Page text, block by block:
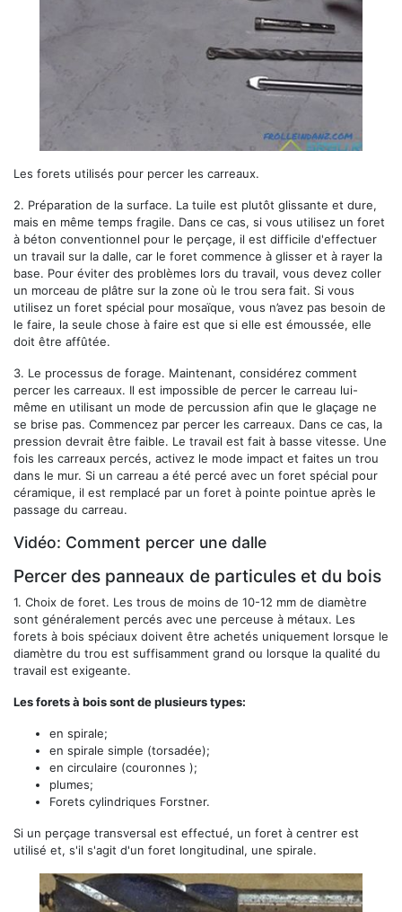
Les forets utilisés pour percer les carreaux.
2. Préparation de la surface. La tuile est plutôt glissante et dure,
mais en même temps fragile. Dans ce cas, si vous utilisez un foret
à béton conventionnel pour le perçage, il est difficile d'effectuer
un travail sur la dalle, car le foret commence à glisser et à rayer la
base. Pour éviter des problèmes lors du travail, vous devez coller
un morceau de plâtre sur la zone où le trou sera fait. Si vous
utilisez un foret spécial pour mosaïque, vous n’avez pas besoin de
le faire, la seule chose à faire est que si elle est émoussée, elle
doit être affûtée.
3. Le processus de forage. Maintenant, considérez comment
percer les carreaux. Il est impossible de percer le carreau lui-
même en utilisant un mode de percussion afin que le glaçage ne
se brise pas. Commencez par percer les carreaux. Dans ce cas, la
pression devrait être faible. Le travail est fait à basse vitesse. Une
fois les carreaux percés, activez le mode impact et faites un trou
dans le mur. Si un carreau a été percé avec un foret spécial pour
céramique, il est remplacé par un foret à pointe pointue après le
passage du carreau.
Vidéo: Comment percer une dalle
Percer des panneaux de particules et du bois
1. Choix de foret. Les trous de moins de 10-12 mm de diamètre
sont généralement percés avec une perceuse à métaux. Les
forets à bois spéciaux doivent être achetés uniquement lorsque le
diamètre du trou est suffisamment grand ou lorsque la qualité du
travail est exigeante.
Les forets à bois sont de plusieurs types:
en spirale;
en spirale simple (torsadée);
en circulaire (couronnes );
plumes;
Forets cylindriques Forstner.
Si un perçage transversal est effectué, un foret à centrer est
utilisé et, s'il s'agit d'un foret longitudinal, une spirale.